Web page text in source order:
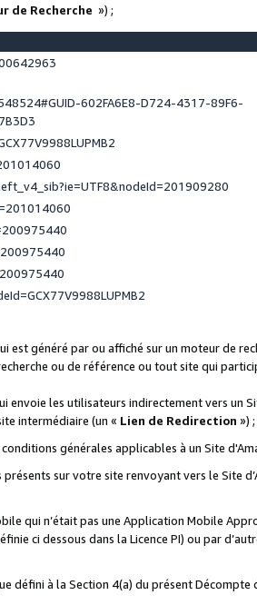
de Recherche ») ;
602FA6E8-D724-4317-89F6-
généré par ou affiché sur un moteur de
ou de référence ou tout site qui
les utilisateurs indirectement vers un
intermédiaire (un « Lien de Redirection ») ;
générales applicables à un Site
sur votre site renvoyant vers le Site
qui n’était pas une Application Mobile
ci dessous dans la Licence PI) ou par
à la Section 4(a) du présent Décompte